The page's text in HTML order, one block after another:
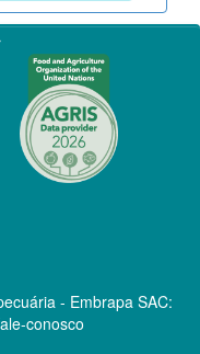
- Embrapa SAC:
conosco